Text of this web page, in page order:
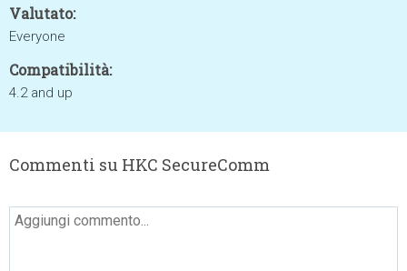
Valutato:
Everyone
Compatibilità:
4.2 and up
Commenti su HKC SecureComm